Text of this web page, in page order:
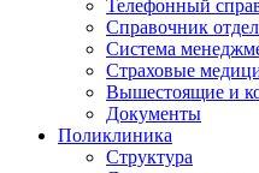
Телефонный
Справочник
Система
Страховые
Вышестоящие и
Документы
Поликлиника
Структура